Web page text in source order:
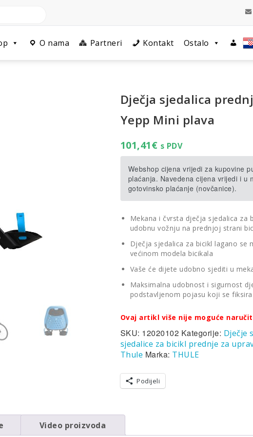
O nama Partneri Kontakt Ostalo
Dječja sjedalica
Yepp Mini plava
101,41€ s PDV
Webshop cijena vrijedi za kupovine
plaćanja. Navedena cijena vrijedi i u
gotovinsko plaćanje (novčanice).
Mekana i čvrsta dječja sjedalica za
udobnu vožnju na prednjoj strani
Dječja sjedalica za bicikl lagano se
većinom modela bicikala
Vaše će dijete udobno sjediti u
Maksimalna udobnost i sigurnost
podstavljenom pojasu koji se
Ovaj artikl više nije moguće
SKU: 12020102 Kategorije: Dječje
sjedalice za bicikl prednje za
Thule Marka: THULE
Podijeli
Video proizvoda